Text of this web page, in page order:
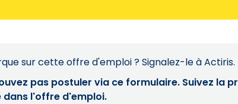
sur cette offre d'emploi ? Signalez-le à Actiris.
pas postuler via ce formulaire. Suivez la
l'offre d'emploi.